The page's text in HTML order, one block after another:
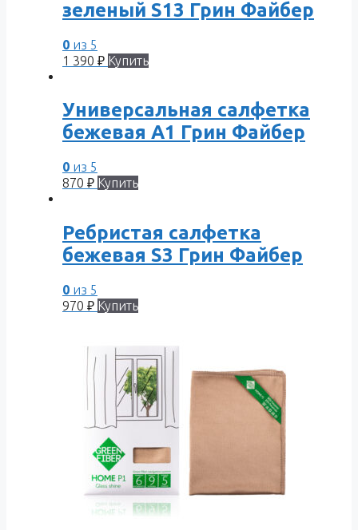
зеленый S13 Грин Файбер
0 из 5
1 390 ₽ Купить
Универсальная салфетка
бежевая A1 Грин Файбер
0 из 5
870 ₽ Купить
Ребристая салфетка
бежевая S3 Грин Файбер
0 из 5
970 ₽ Купить